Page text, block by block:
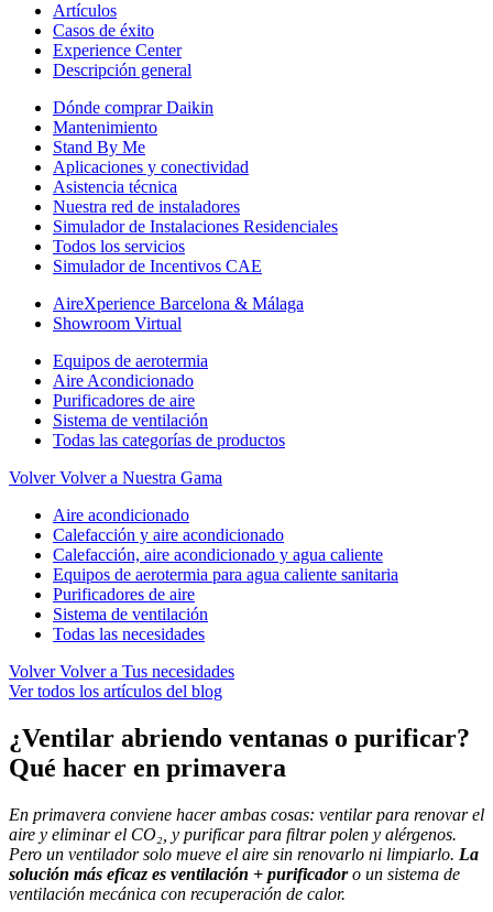
Artículos
Casos de éxito
Experience Center
Descripción general
Dónde comprar Daikin
Mantenimiento
Stand By Me
Aplicaciones y conectividad
Asistencia técnica
Nuestra red de instaladores
Simulador de Instalaciones Residenciales
Todos los servicios
Simulador de Incentivos CAE
AireXperience Barcelona & Málaga
Showroom Virtual
Equipos de aerotermia
Aire Acondicionado
Purificadores de aire
Sistema de ventilación
Todas las categorías de productos
Volver Volver a Nuestra Gama
Aire acondicionado
Calefacción y aire acondicionado
Calefacción, aire acondicionado y agua caliente
Equipos de aerotermia para agua caliente sanitaria
Purificadores de aire
Sistema de ventilación
Todas las necesidades
Volver Volver a Tus necesidades
Ver todos los artículos del blog
¿Ventilar abriendo ventanas o purificar?
Qué hacer en primavera
En primavera conviene hacer ambas cosas: ventilar para renovar el
aire y eliminar el CO₂, y purificar para filtrar polen y alérgenos.
Pero un ventilador solo mueve el aire sin renovarlo ni limpiarlo. La
solución más eficaz es ventilación + purificadoro un sistema de
ventilación mecánica con recuperación de calor.